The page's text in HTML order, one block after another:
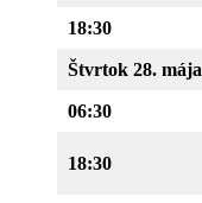
18:30
Štvrtok 28. mája
06:30
18:30